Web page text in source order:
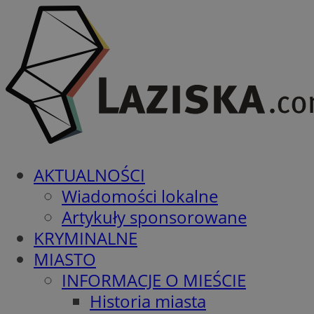
AKTUALNOŚCI
Wiadomości lokalne
Artykuły sponsorowane
KRYMINALNE
MIASTO
INFORMACJE O MIEŚCIE
Historia miasta